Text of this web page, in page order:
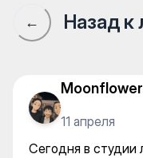
← Назад к
11 апреля
Сегодня в студии